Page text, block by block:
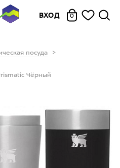
ВХОД 0
посуда
Чёрный